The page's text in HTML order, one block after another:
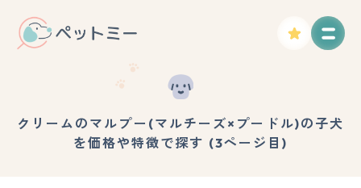
クリームのマルプー(マルチーズ×プードル)の子犬
を価格や特徴で探す (3ページ目)